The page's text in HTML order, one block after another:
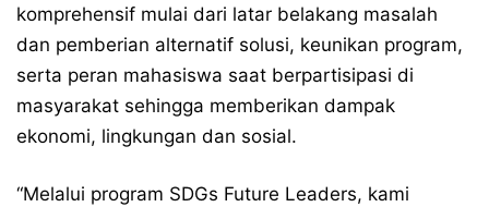
komprehensif mulai dari latar belakang masalah
dan pemberian alternatif solusi, keunikan program,
serta peran mahasiswa saat berpartisipasi di
masyarakat sehingga memberikan dampak
ekonomi, lingkungan dan sosial.
“Melalui program SDGs Future Leaders, kami